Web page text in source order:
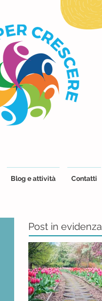
Blog e attività Contatti
Post in evidenza